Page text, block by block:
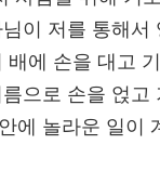
이 저를 통해서
배에 손을 대고
으로 손을 얹
에 놀라운 일이